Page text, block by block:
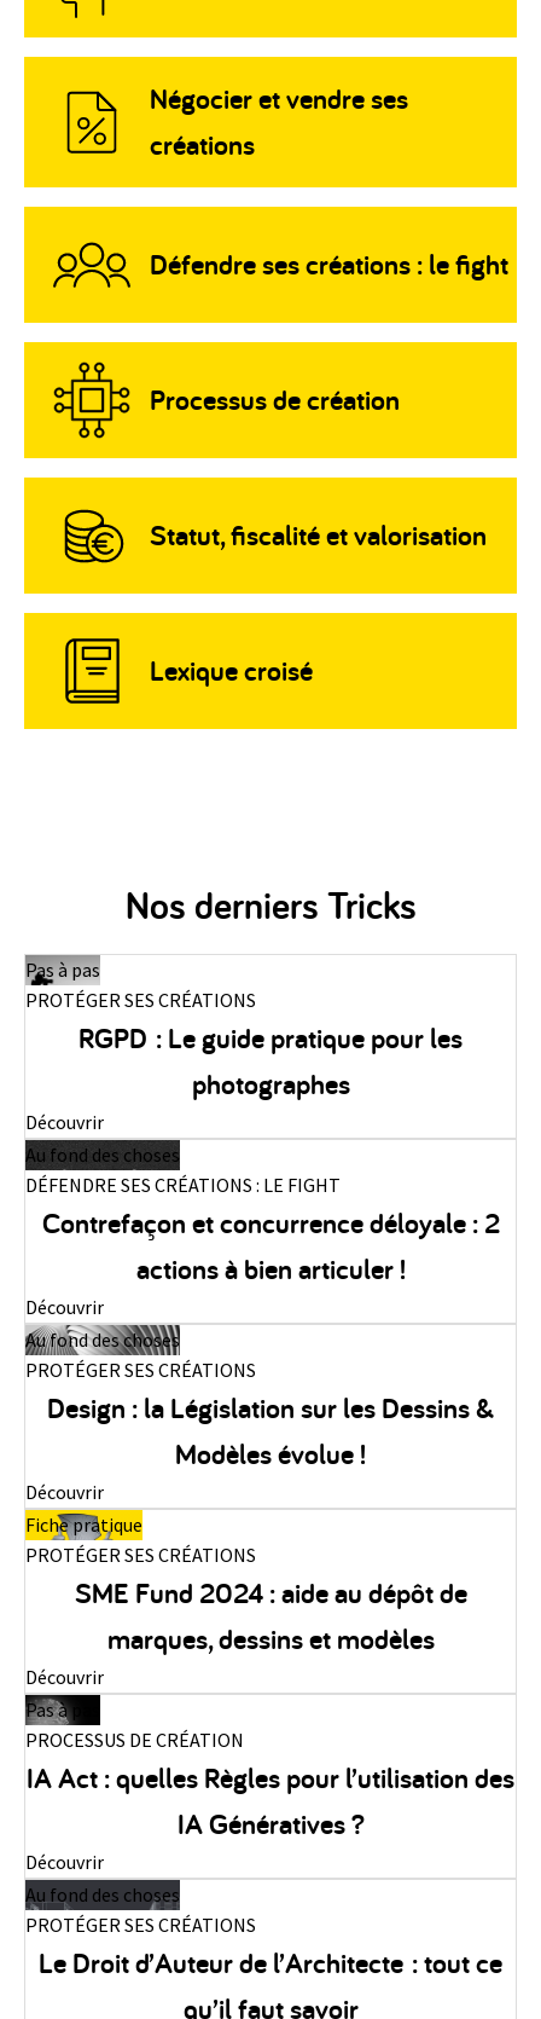
Négocier et vendre ses
créations
Défendre ses créations : le fight
Processus de création
Statut, fiscalité et valorisation
Lexique croisé
Nos derniers Tricks
Pas à pas
PROTÉGER SES CRÉATIONS
RGPD : Le guide pratique pour les
photographes
Découvrir
Au fond des choses
DÉFENDRE SES CRÉATIONS : LE FIGHT
Contrefaçon et concurrence déloyale : 2
actions à bien articuler !
Découvrir
Au fond des choses
PROTÉGER SES CRÉATIONS
Design : la Législation sur les Dessins &
Modèles évolue !
Découvrir
Fiche pratique
PROTÉGER SES CRÉATIONS
SME Fund 2024 : aide au dépôt de
marques, dessins et modèles
Découvrir
Pas à pas
PROCESSUS DE CRÉATION
IA Act : quelles Règles pour l’utilisation des
IA Génératives ?
Découvrir
Au fond des choses
PROTÉGER SES CRÉATIONS
Le Droit d’Auteur de l’Architecte : tout ce
qu’il faut savoir